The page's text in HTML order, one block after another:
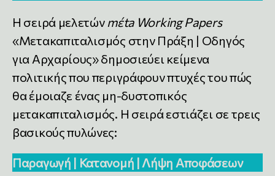
Η σειρά μελετών mέta Working Papers
«Μετακαπιταλισμός στην Πράξη | Οδηγός
για Αρχαρίους» δημοσιεύει κείμενα
πολιτικής που περιγράφουν πτυχές του πώς
θα έμοιαζε ένας μη-δυστοπικός
μετακαπιταλισμός. Η σειρά εστιάζει σε τρεις
βασικούς πυλώνες:
Παραγωγή | Κατανομή | Λήψη Αποφάσεων